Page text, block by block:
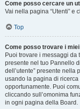
Come posso cercare un
Vai nella pagina “Utenti” e
Top
Come posso trovare i
Puoi trovare i messaggi da
presente nel tuo Pannello
dell’utente” presente nella
usando la pagina di
opportunamente. Puoi
cliccando sull’omonima
in ogni pagina della Board.